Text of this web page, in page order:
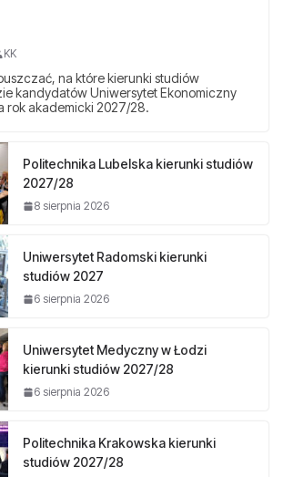
KK
na które kierunki studiów
kandydatów Uniwersytet Ekonomiczny
rok akademicki 2027/28.
Politechnika Lubelska kierunki studiów
2027/28
8 sierpnia 2026
Uniwersytet Radomski kierunki
studiów 2027
6 sierpnia 2026
Uniwersytet Medyczny w Łodzi
kierunki studiów 2027/28
6 sierpnia 2026
Politechnika Krakowska kierunki
studiów 2027/28